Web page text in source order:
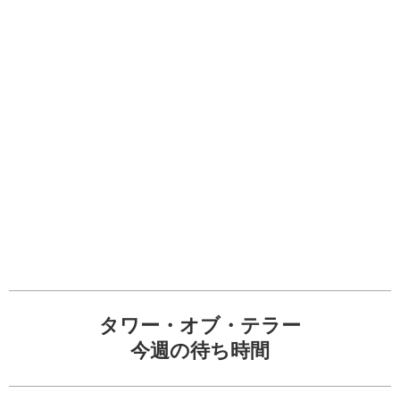
タワー・オブ・テラー
今週の待ち時間